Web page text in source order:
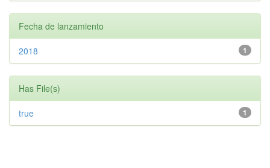
Fecha de lanzamiento
1
2018
Has File(s)
1
true